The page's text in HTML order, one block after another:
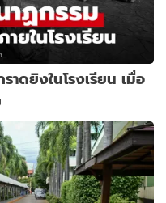
ดยิงในโรงเรียน เมื่อ